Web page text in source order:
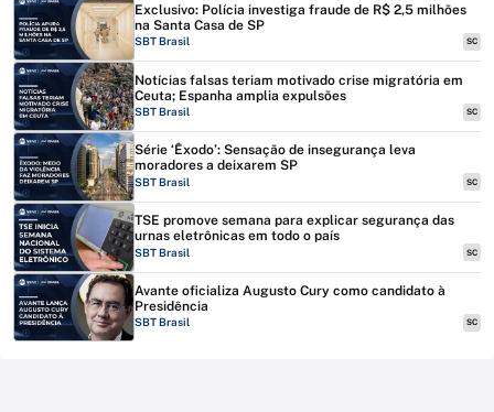
Exclusivo: Polícia investiga fraude de R$ 2,5 milhões
na Santa Casa de SP
SBT Brasil SC
Notícias falsas teriam motivado crise migratória em
Ceuta; Espanha amplia expulsões
SBT Brasil SC
Série ‘Êxodo’: Sensação de insegurança leva
moradores a deixarem SP
SBT Brasil SC
TSE promove semana para explicar segurança das
urnas eletrônicas em todo o país
SBT Brasil SC
Avante oficializa Augusto Cury como candidato à
Presidência
SBT Brasil SC